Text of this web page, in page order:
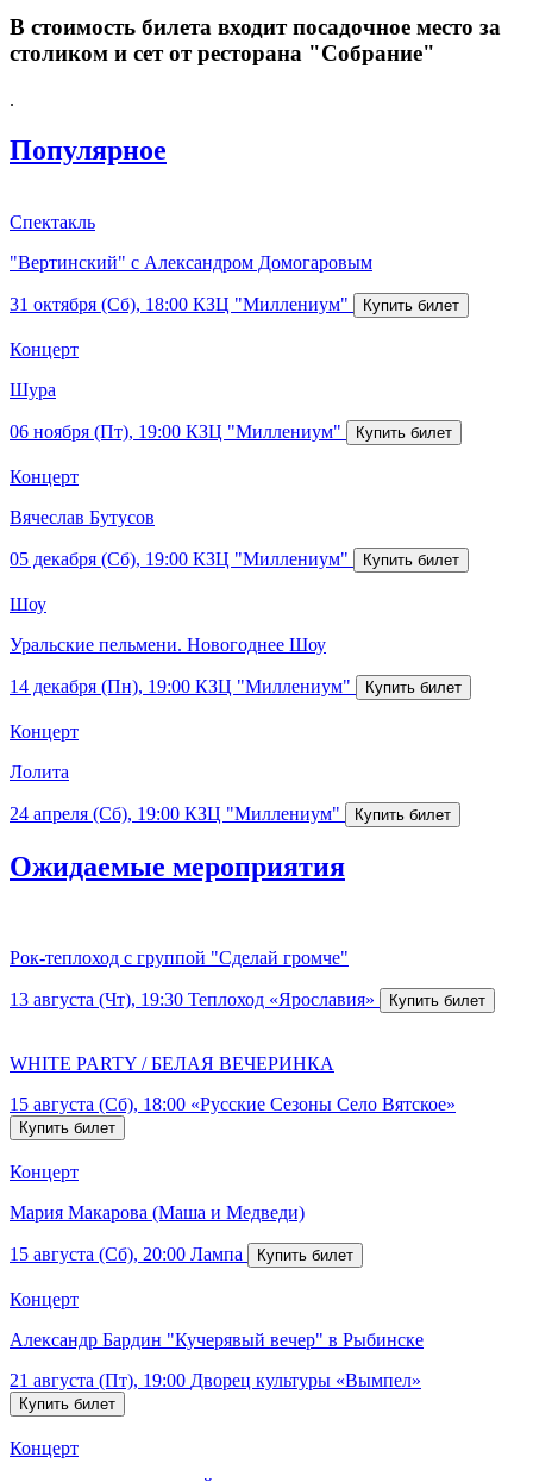
В стоимость билета входит посадочное место за
столиком и сет от ресторана "Собрание"
.
Популярное
Спектакль
"Вертинский" с Александром Домогаровым
31 октября (Сб), 18:00 КЗЦ "Миллениум"
Концерт
Шура
06 ноября (Пт), 19:00 КЗЦ "Миллениум"
Концерт
Вячеслав Бутусов
05 декабря (Сб), 19:00 КЗЦ "Миллениум"
Шоу
Уральские пельмени. Новогоднее Шоу
14 декабря (Пн), 19:00 КЗЦ "Миллениум"
Концерт
Лолита
24 апреля (Сб), 19:00 КЗЦ "Миллениум"
Ожидаемые мероприятия
Рок-теплоход с группой "Сделай громче"
13 августа (Чт), 19:30 Теплоход «Ярославия»
WHITE PARTY / БЕЛАЯ ВЕЧЕРИНКА
15 августа (Сб), 18:00 «Русские Сезоны Село Вятское»
Концерт
Мария Макарова (Маша и Медведи)
15 августа (Сб), 20:00 Лампа
Концерт
Александр Бардин "Кучерявый вечер" в Рыбинске
21 августа (Пт), 19:00 Дворец культуры «Вымпел»
Концерт